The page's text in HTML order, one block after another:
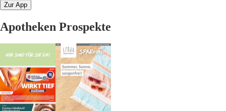
Zur App
Apotheken Prospekte